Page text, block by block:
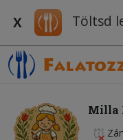
X Töltsd
Milla